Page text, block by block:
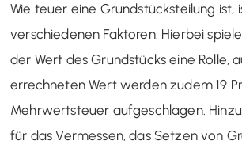
Wie teuer eine Grundstücksteilung ist,
verschiedenen Faktoren. Hierbei
der Wert des Grundstücks eine Rolle,
errechneten Wert werden zudem 19
Mehrwertsteuer aufgeschlagen.
für das Vermessen, das Setzen von